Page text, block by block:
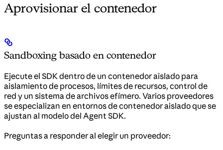
Aprovisionar el contenedor
Sandboxing basado en contenedor
Ejecute el SDK dentro de un contenedor aislado para
aislamiento de procesos, límites de recursos, control de
red y un sistema de archivos efímero. Varios proveedores
se especializan en entornos de contenedor aislado que se
ajustan al modelo del Agent SDK.
Preguntas a responder al elegir un proveedor: